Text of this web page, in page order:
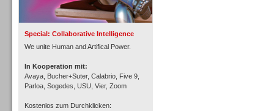
Special: Collaborative Intelligence
We unite Human and Artifical Power.
In Kooperation mit:
Avaya, Bucher+Suter, Calabrio, Five 9,
Parloa, Sogedes, USU, Vier, Zoom
Kostenlos zum Durchklicken: